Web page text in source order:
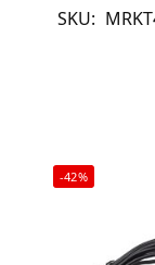
SKU:
-42%